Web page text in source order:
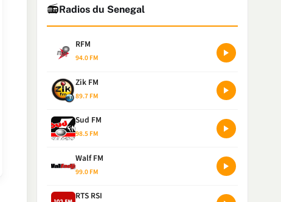
📻Radios du Senegal
RFM
94.0 FM
Zik FM
89.7 FM
Sud FM
98.5 FM
Walf FM
99.0 FM
RTS RSI